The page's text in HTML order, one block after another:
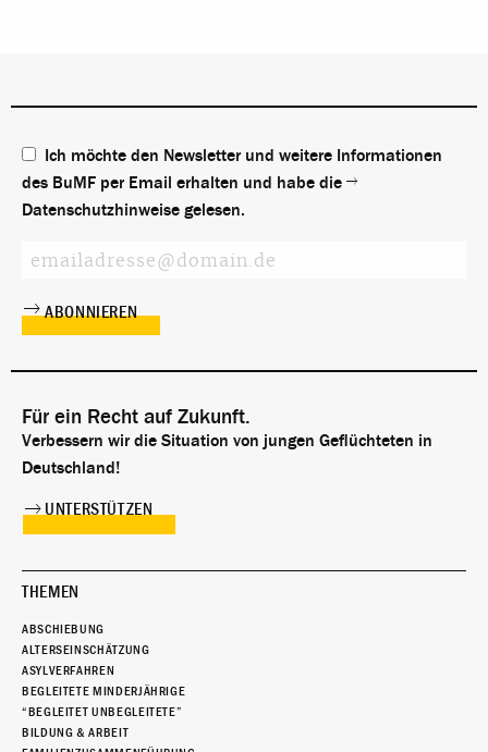
Ich möchte den Newsletter und weitere Informationen
des BuMF per Email erhalten und habe die
Datenschutzhinweise gelesen.
Für ein Recht auf Zukunft.
Verbessern wir die Situation von jungen Geflüchteten in
Deutschland!
UNTERSTÜTZEN
THEMEN
ABSCHIEBUNG
ALTERSEINSCHÄTZUNG
ASYLVERFAHREN
BEGLEITETE MINDERJÄHRIGE
“BEGLEITET UNBEGLEITETE”
BILDUNG & ARBEIT